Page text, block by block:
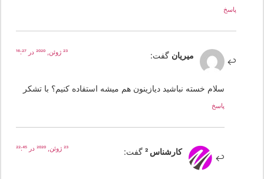
میریان گفت:
سلام خسته نباشید دیازینون هم میشه استفاده کنیم؟ با تشکر
کارشناس 2 گفت: